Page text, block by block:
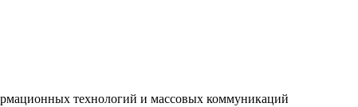
технологий и массовых коммуникаций